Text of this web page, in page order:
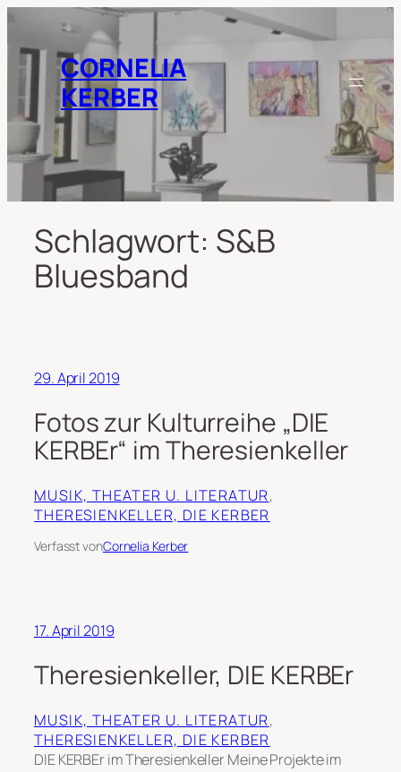
springenCORNELIA
KERBER
Schlagwort: S&B
Bluesband
29. April 2019
Fotos zur Kulturreihe „DIE
KERBEr“ im Theresienkeller
MUSIK, THEATER U. LITERATUR
THERESIENKELLER, DIE KERBER
Verfasst vonCornelia Kerber
17. April 2019
Theresienkeller, DIE KERBEr
MUSIK, THEATER U. LITERATUR
THERESIENKELLER, DIE KERBER
DIE KERBEr im Theresienkeller Meine Projekte im